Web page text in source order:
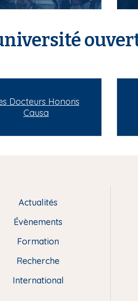
Docteurs Honoris
Causa
Actualités
Évènements
Formation
Recherche
International